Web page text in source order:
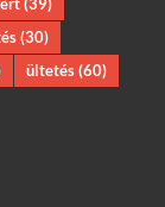
(39)
(30)
ültetés(60)